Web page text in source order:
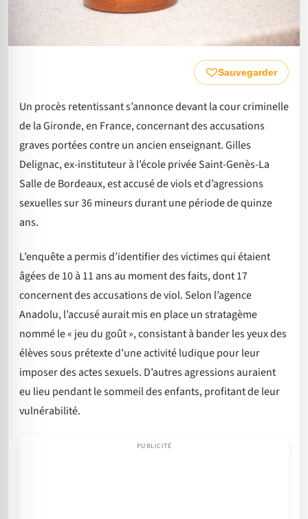
Sauvegarder
Un procès retentissant s’annonce devant la cour criminelle
de la Gironde, en France, concernant des accusations
graves portées contre un ancien enseignant. Gilles
Delignac, ex-instituteur à l’école privée Saint-Genès-La
Salle de Bordeaux, est accusé de viols et d’agressions
sexuelles sur 36 mineurs durant une période de quinze
ans.
L’enquête a permis d’identifier des victimes qui étaient
âgées de 10 à 11 ans au moment des faits, dont 17
concernent des accusations de viol. Selon l’agence
Anadolu, l’accusé aurait mis en place un stratagème
nommé le « jeu du goût », consistant à bander les yeux des
élèves sous prétexte d’une activité ludique pour leur
imposer des actes sexuels. D’autres agressions auraient
eu lieu pendant le sommeil des enfants, profitant de leur
vulnérabilité.